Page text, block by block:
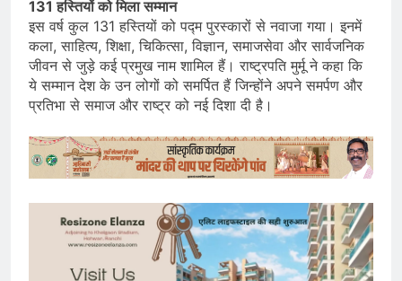
131 हस्तियों को मिला सम्मान
इस वर्ष कुल 131 हस्तियों को पद्म पुरस्कारों से नवाजा गया। इनमें
कला, साहित्य, शिक्षा, चिकित्सा, विज्ञान, समाजसेवा और सार्वजनिक
जीवन से जुड़े कई प्रमुख नाम शामिल हैं। राष्ट्रपति मुर्मू ने कहा कि
ये सम्मान देश के उन लोगों को समर्पित हैं जिन्होंने अपने समर्पण और
प्रतिभा से समाज और राष्ट्र को नई दिशा दी है।